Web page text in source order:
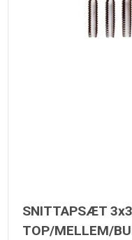
SNITTAPSÆT
TOP/MELLEM/